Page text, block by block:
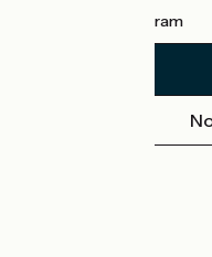
Instagram